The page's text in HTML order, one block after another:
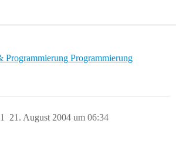
Programmierung Programmierung
21. August 2004 um 06:34
1